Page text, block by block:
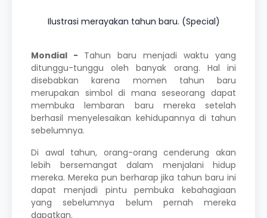
Ilustrasi merayakan tahun baru. (Special)
Mondial - Tahun baru menjadi waktu yang
ditunggu-tunggu oleh banyak orang. Hal ini
disebabkan karena momen tahun baru
merupakan simbol di mana seseorang dapat
membuka lembaran baru mereka setelah
berhasil menyelesaikan kehidupannya di tahun
sebelumnya.
Di awal tahun, orang-orang cenderung akan
lebih bersemangat dalam menjalani hidup
mereka. Mereka pun berharap jika tahun baru ini
dapat menjadi pintu pembuka kebahagiaan
yang sebelumnya belum pernah mereka
dapatkan.